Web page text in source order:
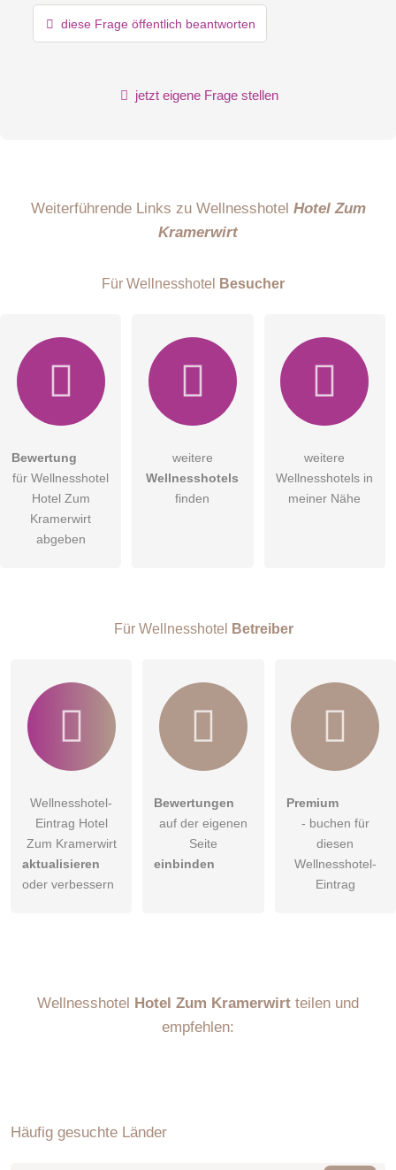
diese Frage öffentlich beantworten
jetzt eigene Frage stellen
Weiterführende Links zu Wellnesshotel Hotel Zum
Kramerwirt
Für Wellnesshotel Besucher
Bewertung
für Wellnesshotel
Hotel Zum
Kramerwirt
abgeben
weitere
Wellnesshotels
finden
weitere
Wellnesshotels in
meiner Nähe
Für Wellnesshotel Betreiber
Wellnesshotel-
Eintrag Hotel
Zum Kramerwirt
aktualisieren
oder verbessern
Bewertungen
auf der eigenen
Seite
einbinden
Premium
- buchen für
diesen
Wellnesshotel-
Eintrag
Wellnesshotel Hotel Zum Kramerwirt teilen und
empfehlen:
Häufig gesuchte Länder